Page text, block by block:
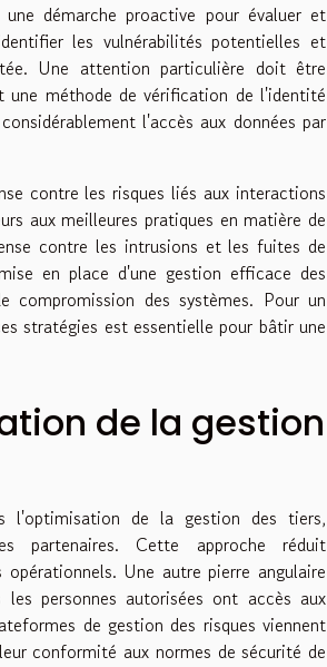
démarche proactive pour évaluer et
les vulnérabilités potentielles et
Une attention particulière doit être
une méthode de vérification de l'identité
l'accès aux données par
contre les risques liés aux interactions
aux meilleures pratiques en matière de
contre les intrusions et les fuites de
en place d'une gestion efficace des
des systèmes. Pour un
stratégies est essentielle pour bâtir une
de la gestion
l'optimisation de la gestion des tiers,
partenaires. Cette approche réduit
Une autre pierre angulaire
personnes autorisées ont accès aux
de gestion des risques viennent
conformité aux normes de sécurité de